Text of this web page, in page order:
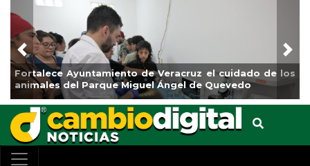
La ciudad de Veracruz se suma a la Jornada Nacional
de Reforestación 2026
Previous